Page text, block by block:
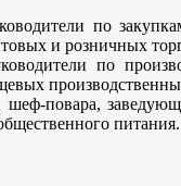
по
и розничных
по
шеф-повара,
питания.